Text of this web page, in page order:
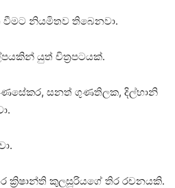
වීමට නියමිතව තිබෙනවා.
යුත් චිත්‍රපටයක්.
සනත් ගුණතිලක, දිල්හානි
ක්‍රිෂාන්ති කුලසූරියගේ තිර රචනයකි.